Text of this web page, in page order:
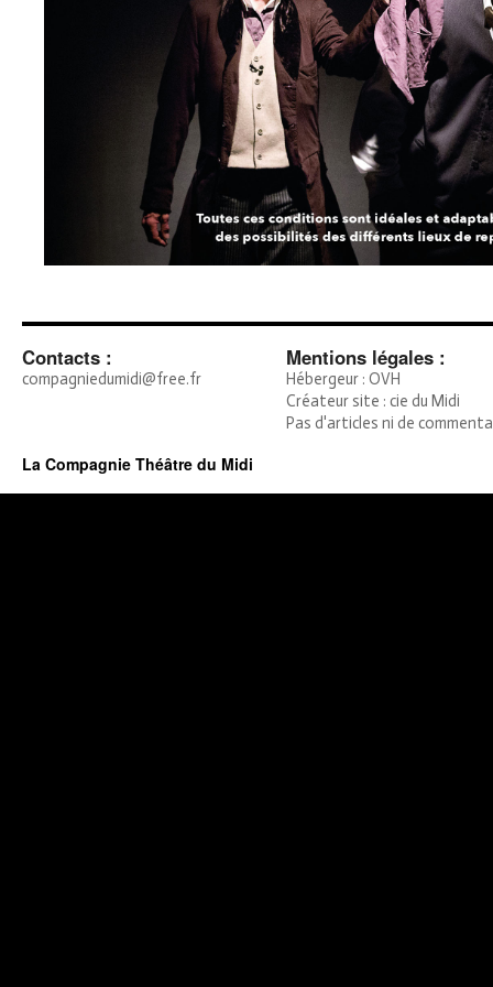
Contacts :
compagniedumidi@free.fr
Mentions légales :
Hébergeur : OVH
Créateur site : cie du Midi
Pas d'articles ni de
La Compagnie Théâtre du Midi